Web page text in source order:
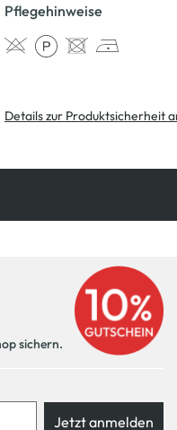
Pflegehinweise
Details zur Produktsicherheit
sichern.
Jetzt anmelden